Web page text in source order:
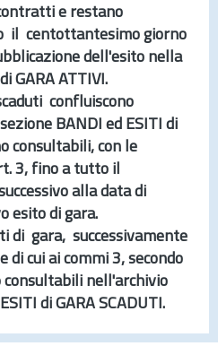
e restano
centottantesimo giorno
dell'esito nella
GARA ATTIVI.
confluiscono
BANDI ed ESITI di
consultabili, con le
3, fino a tutto il
alla data di
esito di gara.
di gara, successivamente
di cui ai commi 3, secondo
nell'archivio
di GARA SCADUTI.